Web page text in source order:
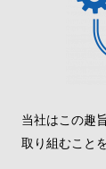
当社はこの趣
取り組むこと